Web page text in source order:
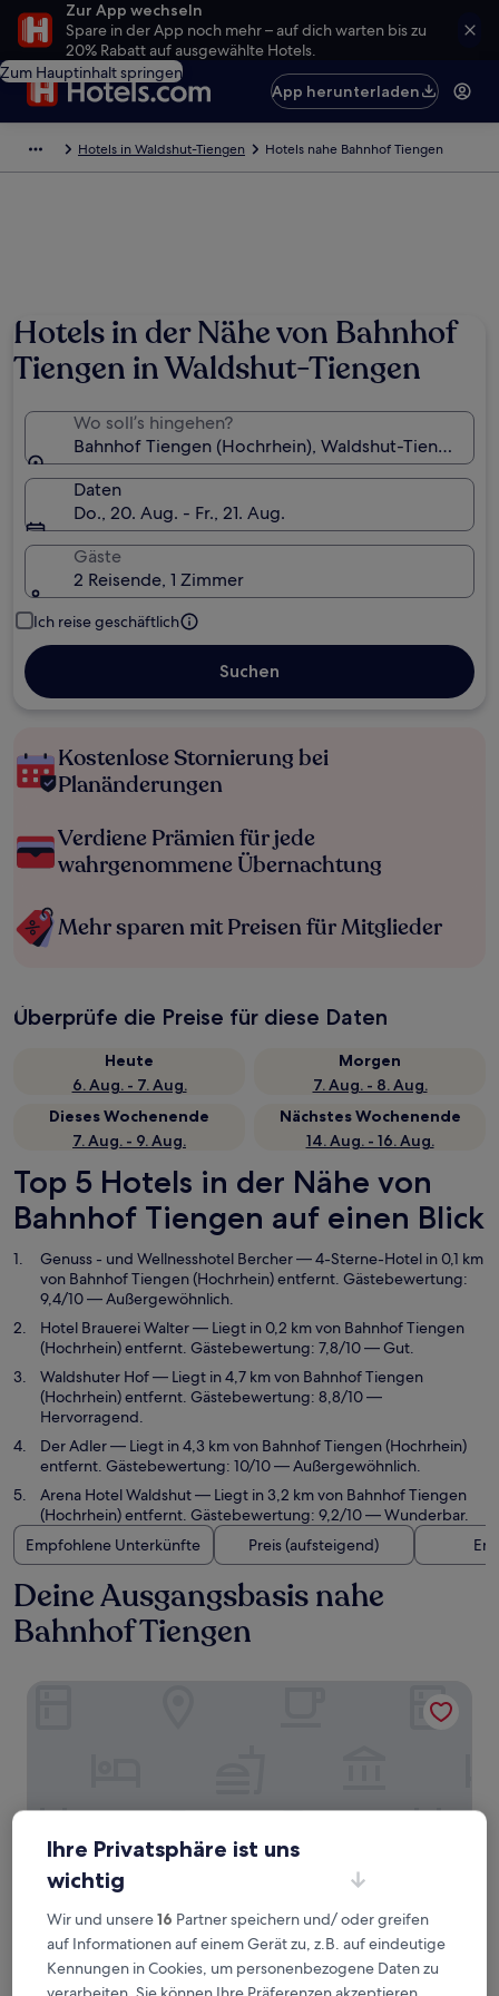
Zur App wechseln
Spare in der App noch mehr – auf dich warten bis zu
20% Rabatt auf ausgewählte Hotels.
Zum Hauptinhalt springen
App herunterladen
Hotels in Waldshut-Tiengen Hotels nahe Bahnhof Tiengen
Hotels in der Nähe von Bahnhof
Tiengen in Waldshut-Tiengen
Wo soll’s hingehen?
Bahnhof Tiengen (Hochrhein), Waldshut-Tiengen,
Daten
Do., 20. Aug. - Fr., 21. Aug.
Gäste
2 Reisende, 1 Zimmer
Ich reise geschäftlich
Suchen
Kostenlose Stornierung bei
Planänderungen
Verdiene Prämien für jede
wahrgenommene Übernachtung
Mehr sparen mit Preisen für Mitglieder
Überprüfe die Preise für diese Daten
Heute
6. Aug. - 7. Aug.
Morgen
7. Aug. - 8. Aug.
Dieses Wochenende
7. Aug. - 9. Aug.
Nächstes Wochenende
14. Aug. - 16. Aug.
Top 5 Hotels in der Nähe von
Bahnhof Tiengen auf einen Blick
Genuss - und Wellnesshotel Bercher— 4-Sterne-Hotel in 0,1 km
von Bahnhof Tiengen (Hochrhein) entfernt. Gästebewertung:
9,4/10 — Außergewöhnlich.
Hotel Brauerei Walter— Liegt in 0,2 km von Bahnhof Tiengen
(Hochrhein) entfernt. Gästebewertung: 7,8/10 — Gut.
Waldshuter Hof— Liegt in 4,7 km von Bahnhof Tiengen
(Hochrhein) entfernt. Gästebewertung: 8,8/10 —
Hervorragend.
Der Adler— Liegt in 4,3 km von Bahnhof Tiengen (Hochrhein)
entfernt. Gästebewertung: 10/10 — Außergewöhnlich.
Arena Hotel Waldshut— Liegt in 3,2 km von Bahnhof Tiengen
(Hochrhein) entfernt. Gästebewertung: 9,2/10 — Wunderbar.
Empfohlene Unterkünfte
Preis (aufsteigend)
Deine Ausgangsbasis nahe
Bahnhof Tiengen
Genuss - und Wellnesshotel Bercher
Genuss - und Wellnesshotel Bercher
4.0-
Ihre Privatsphäre ist uns
wichtig
Wir und unsere16 Partner speichern und/ oder greifen
auf Informationen auf einem Gerät zu, z.B. auf eindeutige
Kennungen in Cookies, um personenbezogene Daten zu